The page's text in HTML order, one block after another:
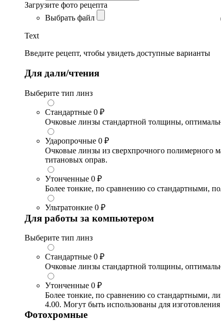
Загрузите фото рецепта
Выбрать файл
Text
Введите рецепт, чтобы увидеть доступные варианты
Для дали/чтения
Выберите тип линз
Стандартные 0 ₽
Очковые линзы стандартной толщины,
Ударопрочные 0 ₽
Очковые линзы из сверхпрочного полимерного
титановых оправ.
Утонченные 0 ₽
Более тонкие, по сравнению со стандартными,
Ультратонкие 0 ₽
Для работы за компьютером
Выберите тип линз
Стандартные 0 ₽
Очковые линзы стандартной толщины,
Утонченные 0 ₽
Более тонкие, по сравнению со стандартными,
4.00. Могут быть использованы для
Фотохромные